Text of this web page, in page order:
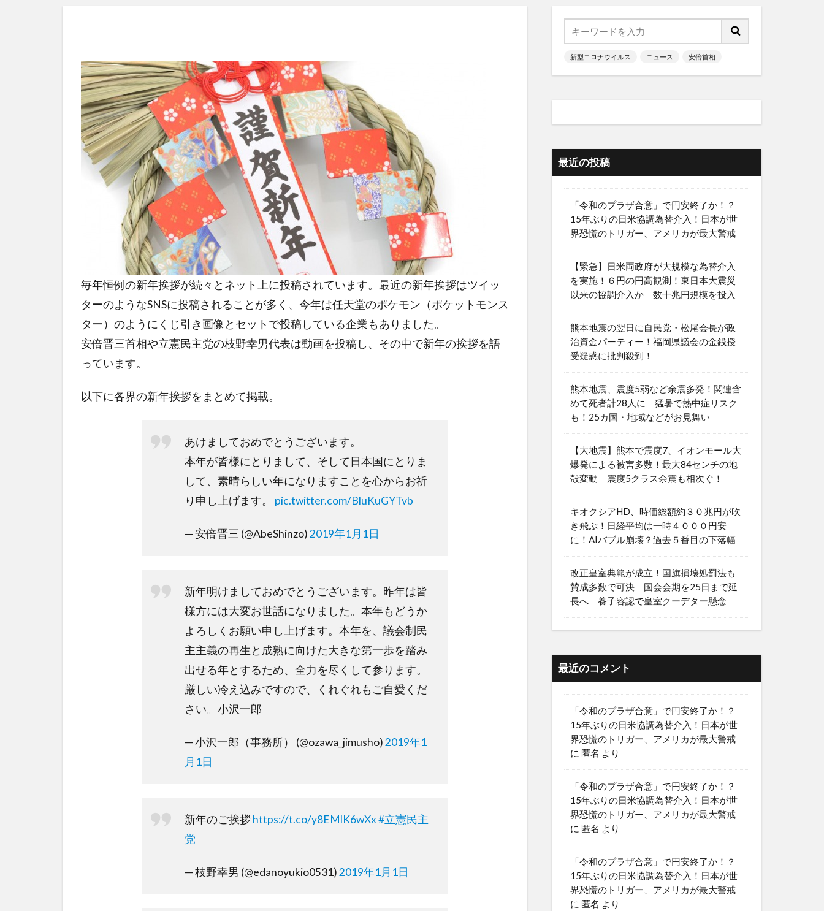
毎年恒例の新年挨拶が続々とネット上に投稿されています。最近の新年挨拶はツイッ
ターのようなSNSに投稿されることが多く、今年は任天堂のポケモン（ポケットモンス
ター）のようにくじ引き画像とセットで投稿している企業もありました。
安倍晋三首相や立憲民主党の枝野幸男代表は動画を投稿し、その中で新年の挨拶を語
っています。
以下に各界の新年挨拶をまとめて掲載。
あけましておめでとうございます。
本年が皆様にとりまして、そして日本国にとりま
して、素晴らしい年になりますことを心からお祈
り申し上げます。 pic.twitter.com/BluKuGYTvb
— 安倍晋三 (@AbeShinzo)2019年1月1日
新年明けましておめでとうございます。昨年は皆
様方には大変お世話になりました。本年もどうか
よろしくお願い申し上げます。本年を、議会制民
主主義の再生と成熟に向けた大きな第一歩を踏み
出せる年とするため、全力を尽くして参ります。
厳しい冷え込みですので、くれぐれもご自愛くだ
さい。小沢一郎
— 小沢一郎（事務所） (@ozawa_jimusho)2019年1
月1日
新年のご挨拶https://t.co/y8EMlK6wXx#立憲民主
党
— 枝野幸男 (@edanoyukio0531)2019年1月1日
新型コロナウイルス ニュース 安倍首相
最近の投稿
「令和のプラザ合意」で円安終了か！？
15年ぶりの日米協調為替介入！日本が世
界恐慌のトリガー、アメリカが最大警戒
【緊急】日米両政府が大規模な為替介入
を実施！６円の円高観測！東日本大震災
以来の協調介入か 数十兆円規模を投入
熊本地震の翌日に自民党・松尾会長が政
治資金パーティー！福岡県議会の金銭授
受疑惑に批判殺到！
熊本地震、震度5弱など余震多発！関連含
めて死者計28人に 猛暑で熱中症リスク
も！25カ国・地域などがお見舞い
【大地震】熊本で震度7、イオンモール大
爆発による被害多数！最大84センチの地
殻変動 震度5クラス余震も相次ぐ！
キオクシアHD、時価総額約３０兆円が吹
き飛ぶ！日経平均は一時４０００円安
に！AIバブル崩壊？過去５番目の下落幅
改正皇室典範が成立！国旗損壊処罰法も
賛成多数で可決 国会会期を25日まで延
長へ 養子容認で皇室クーデター懸念
最近のコメント
「令和のプラザ合意」で円安終了か！？
15年ぶりの日米協調為替介入！日本が世
界恐慌のトリガー、アメリカが最大警戒
に 匿名 より
「令和のプラザ合意」で円安終了か！？
15年ぶりの日米協調為替介入！日本が世
界恐慌のトリガー、アメリカが最大警戒
に 匿名 より
「令和のプラザ合意」で円安終了か！？
15年ぶりの日米協調為替介入！日本が世
界恐慌のトリガー、アメリカが最大警戒
に 匿名 より